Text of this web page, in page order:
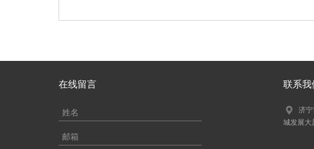
在线留言 联系我
济
城发展大